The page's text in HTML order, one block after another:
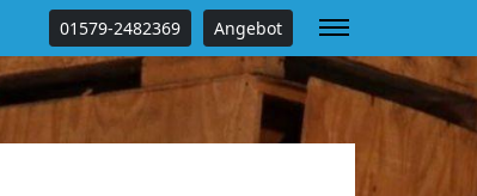
01579-2482369 Angebot